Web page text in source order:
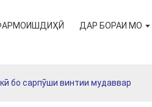
ДАР БОРАИ МО
бо сарпӯши винтии мудаввар